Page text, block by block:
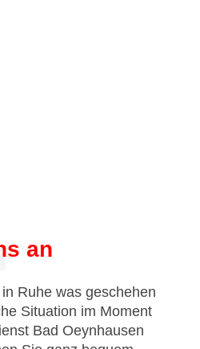
an
Ruhe was geschehen
Situation im Moment
Bad Oeynhausen